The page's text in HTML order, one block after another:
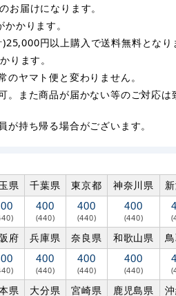
お届けになります。
かります。
円以上購入で送料無料となり
ります。
ヤマト便と変わりません。
また商品が届かない等のご対応は
持ち帰る場合がございます。
県 千葉県 東京都 神奈川県
400
(440)
400
(440)
400
(440)
府 兵庫県 奈良県 和歌山県
400
(440)
400
(440)
400
(440)
県 大分県 宮崎県 鹿児島県